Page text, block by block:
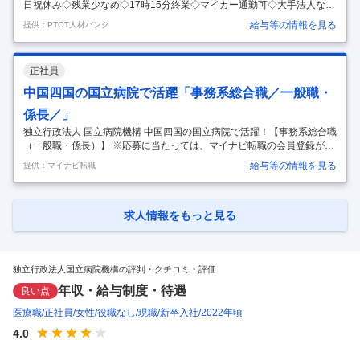
日祝休み◇残業少なめ◇17時15分終業◇マイカー通勤可◇大手法人なら
ではの充実した福利厚生と教育体制のもとで経験が積める病院です。
【給与】 【月給】213,800円-213,800円 ［内訳］ ・基本給 213,800円-2
13,800円 【特記事項】 特殊業務手当 20,800円 4.20カ月分/年 年2回 4.2
0ヶ月分 【コメント】 ・福島県いわき市に位置し、全国にネットワーク
を持つ独立行政法人国立病院機構が運営する病院です。 ・入院および外
来の患者様に対する機能訓練業務全般を担当し、大手法人ならではの質
の高い医療現…
提供：PTOT人材バンク 給与等の情報を見る
正社員
中国四国の国立病院で活躍「事務系総合職／一般職・
係長／」
独立行政法人 国立病院機構 中国四国の国立病院で活躍！【事務系総合職
（一般職・係長）】 ※応募に当たっては、マイナビ転職の会員登録が必
須となっております。 詳細な応募方法は下記【応募方法】をご確認くだ
さいませ。 【仕事内容】 【病院運営の中枢を担う】病院、地域医療をバ
ックオフィスから支える仕事を行います！※中国四国内の病院に配属。
み、スキルアップを図ります。得た知識と実践力を発揮するとともに、
提供：マイナビ転職 給与等の情報を見る
求人情報をもっと見る
独立行政法人国立病院機構の評判・クチコミ・評価
良い点 年収・給与制度・待遇
医療職 正社員 女性 役職なし 現職 新卒入社 2022年頃
4.0